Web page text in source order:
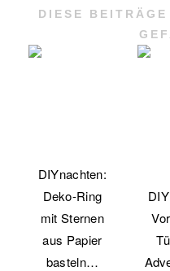
DIESE
DIYnachten:
Deko-Ring
mit Sternen
aus Papier
basteln…